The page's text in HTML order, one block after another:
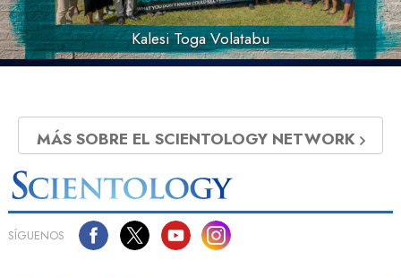
Kalesi Toga Volatabu
MÁS SOBRE EL SCIENTOLOGY NETWORK
SÍGUENOS